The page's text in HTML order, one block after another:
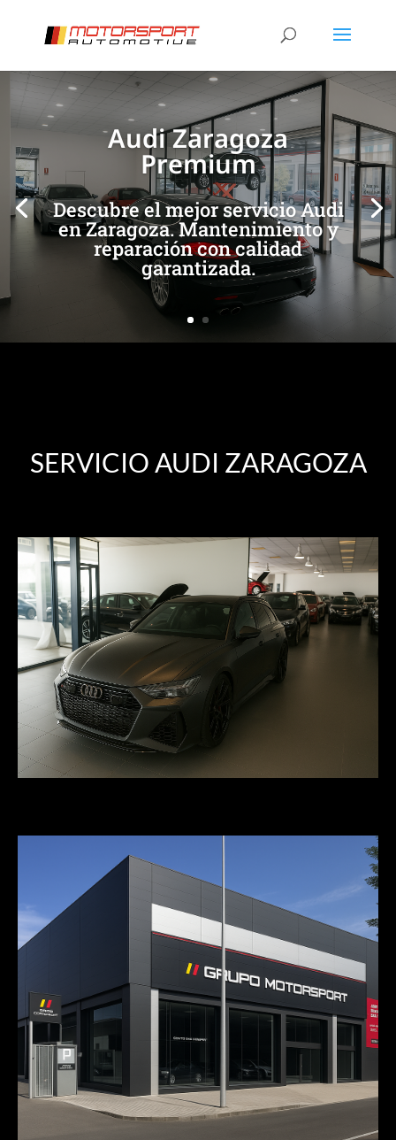
Audi Zaragoza
Premium
Descubre el mejor servicio Audi
en Zaragoza. Mantenimiento y
reparación con calidad
garantizada.
[/et_pb_slide] [/et_pb_slide]
SERVICIO AUDI ZARAGOZA